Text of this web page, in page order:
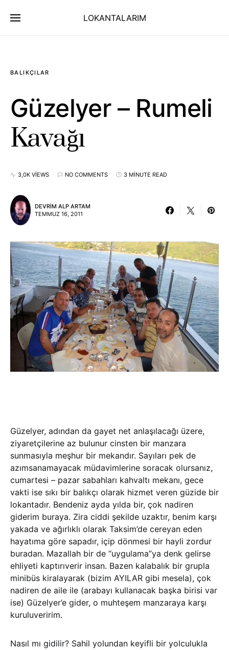
LOKANTALARIM
BALIKÇILAR
Güzelyer – Rumeli
Kavağı
3,0K VIEWS NO COMMENTS 3 MINUTE READ
DEVRIM ALP ARTAM
TEMMUZ 16, 2011
Güzelyer, adından da gayet net anlaşılacağı üzere,
ziyaretçilerine az bulunur cinsten bir manzara
sunmasıyla meşhur bir mekandır. Sayıları pek de
azımsanamayacak müdavimlerine soracak olursanız,
cumartesi – pazar sabahları kahvaltı mekanı, gece
vakti ise sıkı bir balıkçı olarak hizmet veren güzide bir
lokantadır. Bendeniz ayda yılda bir, çok nadiren
giderim buraya. Zira ciddi şekilde uzaktır, benim karşı
yakada ve ağırlıklı olarak Taksim’de cereyan eden
hayatıma göre sapadır, içip dönmesi bir hayli zordur
buradan. Mazallah bir de “uygulama”ya denk gelirse
ehliyeti kaptırıverir insan. Bazen kalabalık bir grupla
minibüs kiralayarak (bizim AYILAR gibi mesela), çok
nadiren de aile ile (arabayı kullanacak başka birisi var
ise) Güzelyer’e gider, o muhteşem manzaraya karşı
kuruluveririm.
Nasıl mı gidilir? Sahil yolundan keyifli bir yolculukla